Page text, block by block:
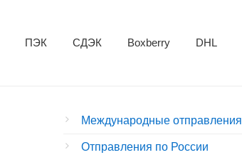
ПЭК СДЭК Boxberry DHL
Международные отправления
Отправления по России